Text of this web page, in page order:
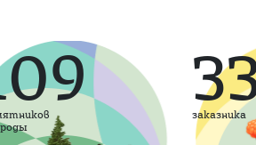
заказника